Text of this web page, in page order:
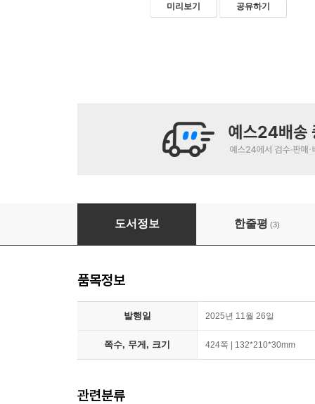
미리보기 공유하기
미술관에서 우리가 놓친 것들
도서정보 한줄평 (3)
품목정보
발행일 2025년 11월 26일
쪽수, 무게, 크기 424쪽 | 132*210*30mm
관련분류